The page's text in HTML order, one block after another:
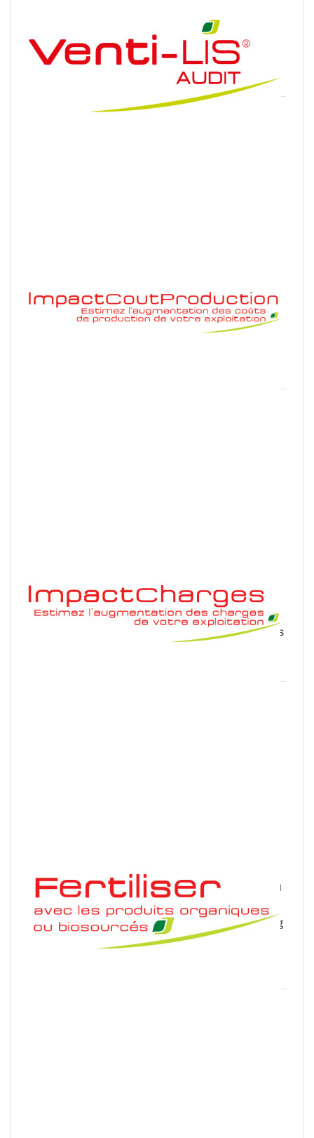
Venti-LIS® audit vous permet d'auto-évaluer vos
pratiques de stockage à la ferme, pour préserver au
mieux la qualité de vos grains.
Impact - Cout Production
Entre l'augmentation du prix des intrants et la
ImpactCharges
Entre l'augmentation du prix des intrants et la
volatilité des prix de marché de vos cultures pour les
Fertiliser avec des produits organiques ou
biosourcés
Déterminez en quelques clics la valeur N, P, K et Mg
de vos effluents d’élevage ou produits organiques